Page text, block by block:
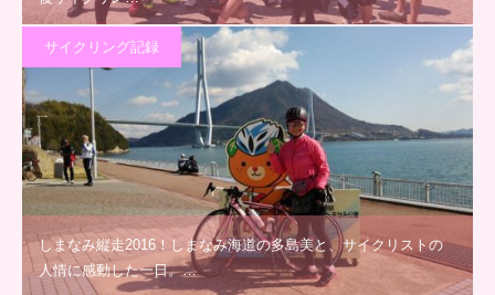
サイクリング記録
しまなみ縦走2016！しまなみ海道の多島美と、サイクリストの
人情に感動した一日。…